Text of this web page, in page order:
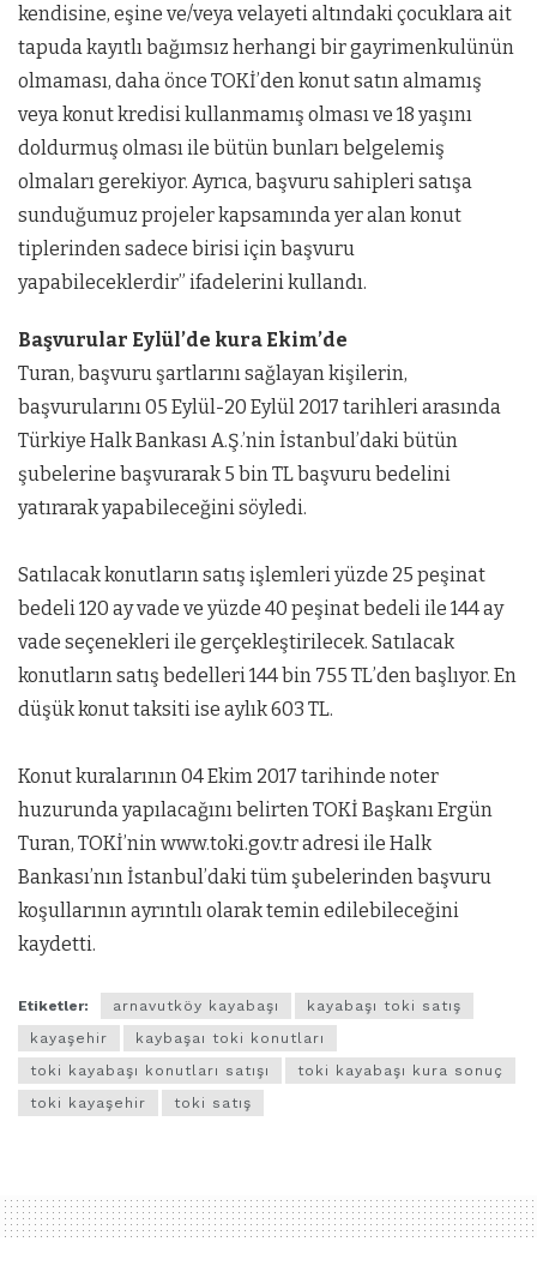
kendisine, eşine ve/veya velayeti altındaki çocuklara ait
tapuda kayıtlı bağımsız herhangi bir gayrimenkulünün
olmaması, daha önce TOKİ’den konut satın almamış
veya konut kredisi kullanmamış olması ve 18 yaşını
doldurmuş olması ile bütün bunları belgelemiş
olmaları gerekiyor. Ayrıca, başvuru sahipleri satışa
sunduğumuz projeler kapsamında yer alan konut
tiplerinden sadece birisi için başvuru
yapabileceklerdir” ifadelerini kullandı.
Başvurular Eylül’de kura Ekim’de
Turan, başvuru şartlarını sağlayan kişilerin,
başvurularını 05 Eylül-20 Eylül 2017 tarihleri arasında
Türkiye Halk Bankası A.Ş.’nin İstanbul’daki bütün
şubelerine başvurarak 5 bin TL başvuru bedelini
yatırarak yapabileceğini söyledi.
Satılacak konutların satış işlemleri yüzde 25 peşinat
bedeli 120 ay vade ve yüzde 40 peşinat bedeli ile 144 ay
vade seçenekleri ile gerçekleştirilecek. Satılacak
konutların satış bedelleri 144 bin 755 TL’den başlıyor. En
düşük konut taksiti ise aylık 603 TL.
Konut kuralarının 04 Ekim 2017 tarihinde noter
huzurunda yapılacağını belirten TOKİ Başkanı Ergün
Turan, TOKİ’nin www.toki.gov.tr adresi ile Halk
Bankası’nın İstanbul’daki tüm şubelerinden başvuru
koşullarının ayrıntılı olarak temin edilebileceğini
kaydetti.
Etiketler: arnavutköy kayabaşı
kayabaşı toki satış
kayaşehir
kaybaşaı toki konutları
toki kayabaşı konutları satışı
toki kayabaşı kura sonuç
toki kayaşehir
toki satış